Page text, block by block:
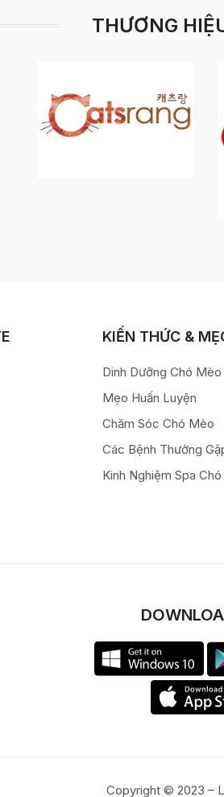
THƯƠNG
KIẾN THỨC &
Dinh Dưỡng Chó Mèo
Mẹo Huấn Luyện
Chăm Sóc Chó Mèo
Các Bệnh Thường
Kinh Nghiệm Spa
Copyright © 2023 –